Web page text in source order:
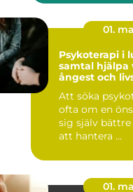
01.
Psykoterapi i lund
samtal hjälpa
ångest och
Att söka
ofta om en
sig själv
att hantera ...
01.